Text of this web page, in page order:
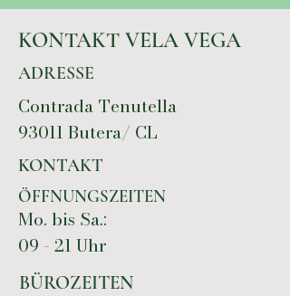
KONTAKT VELA VEGA
ADRESSE
Contrada Tenutella
93011 Butera/ CL
KONTAKT
ÖFFNUNGSZEITEN
Mo. bis Sa.:
09 - 21 Uhr
BÜROZEITEN